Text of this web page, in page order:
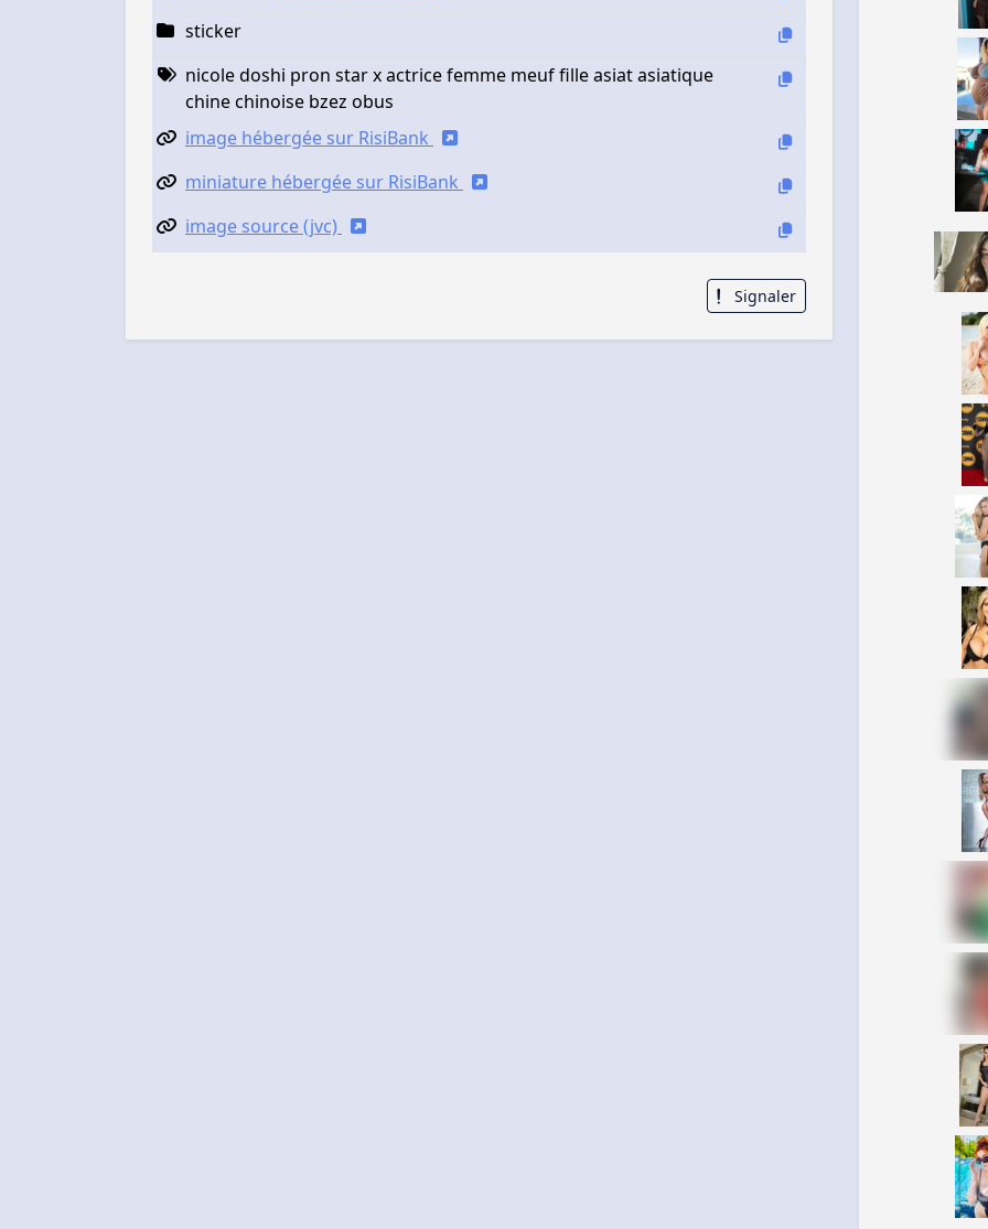
sticker
nicole doshi pron star x actrice femme meuf fille asiat asiatique
chine chinoise bzez obus
image hébergée sur RisiBank
miniature hébergée sur RisiBank
image source (jvc)
Signaler